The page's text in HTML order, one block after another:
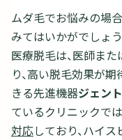
ムダ毛でお悩みの場
みてはいかがでしょう
医療脱毛は、医師ま
り、高い脱毛効果が
きる先進機器ジェン
ているクリニックでは
対応しており、ハイ